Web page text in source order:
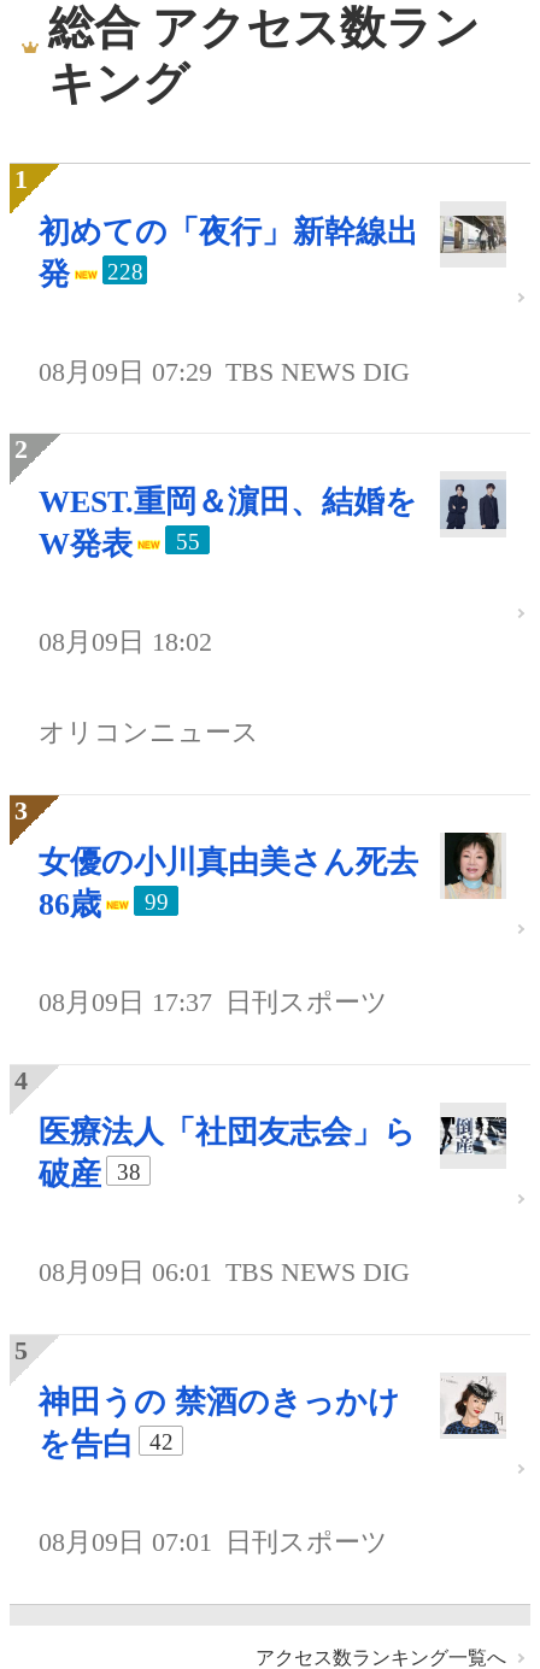
総合 アクセス数ラン
キング
初めての「夜行」新幹線出
発
228
08月09日 07:29 TBS NEWS DIG
WEST.重岡＆濵田、結婚を
W発表
55
08月09日 18:02
オリコンニュース
女優の小川真由美さん死去
86歳
99
08月09日 17:37 日刊スポーツ
医療法人「社団友志会」ら
破産
38
08月09日 06:01 TBS NEWS DIG
神田うの 禁酒のきっかけ
を告白
42
08月09日 07:01 日刊スポーツ
アクセス数ランキング一覧へ